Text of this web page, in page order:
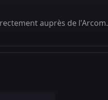
auprès de l'Arcom.